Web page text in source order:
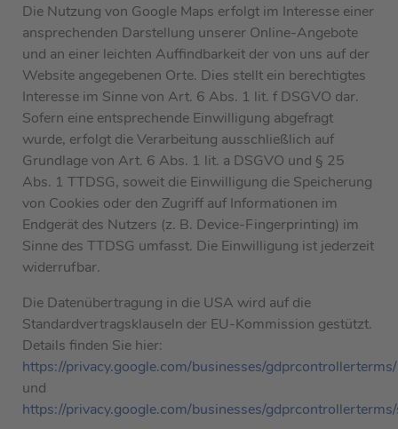
Die Nutzung von Google Maps erfolgt im Interesse einer
ansprechenden Darstellung unserer Online-Angebote
und an einer leichten Auffindbarkeit der von uns auf der
Website angegebenen Orte. Dies stellt ein berechtigtes
Interesse im Sinne von Art. 6 Abs. 1 lit. f DSGVO dar.
Sofern eine entsprechende Einwilligung abgefragt
wurde, erfolgt die Verarbeitung ausschließlich auf
Grundlage von Art. 6 Abs. 1 lit. a DSGVO und § 25
Abs. 1 TTDSG, soweit die Einwilligung die Speicherung
von Cookies oder den Zugriff auf Informationen im
Endgerät des Nutzers (z. B. Device-Fingerprinting) im
Sinne des TTDSG umfasst. Die Einwilligung ist jederzeit
widerrufbar.
Die Datenübertragung in die USA wird auf die
Standardvertragsklauseln der EU-Kommission gestützt.
Details finden Sie hier:
https://privacy.google.com/businesses/gdprcontrollerterms/
und
https://privacy.google.com/businesses/